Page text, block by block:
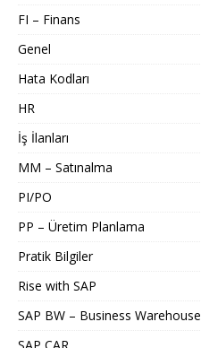
FI – Finans
Genel
Hata Kodları
HR
İş İlanları
MM – Satınalma
PI/PO
PP – Üretim Planlama
Pratik Bilgiler
Rise with SAP
SAP BW – Business Warehouse